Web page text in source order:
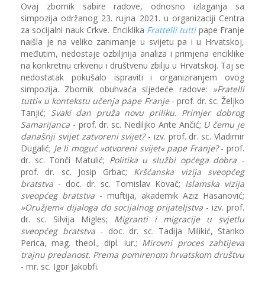
Ovaj zbornik sabire radove, odnosno izlaganja sa
simpozija održanog 23. rujna 2021. u organizaciji Centra
za socijalni nauk Crkve. Enciklika Frattelli tutti pape Franje
naišla je na veliko zanimanje u svijetu pa i u Hrvatskoj,
međutim, nedostaje ozbiljnija analiza i primjena enciklike
na konkretnu crkvenu i društvenu zbilju u Hrvatskoj. Taj se
nedostatak pokušalo ispraviti i organiziranjem ovog
simpozija. Zbornik obuhvaća sljedeće radove: »Fratelli
tutti« u kontekstu učenja pape Franje- prof. dr. sc. Željko
Tanjić; Svaki dan pruža novu priliku. Primjer dobrog
Samarijanca - prof. dr. sc. Nediljko Ante Ančić; U čemu je
današnji svijet zatvoreni svijet?- izv. prof. dr. sc. Vladimir
Dugalić; Je li moguć »otvoreni svijet« pape Franje?- prof.
dr. sc. Tonči Matulić; Politika u službi općega dobra -
prof. dr. sc. Josip Grbac; Kršćanska vizija sveopćeg
bratstva - doc. dr. sc. Tomislav Kovač; Islamska vizija
sveopćeg bratstva - muftija, akademik Aziz Hasanović;
»Oružjem« dijaloga do socijalnog prijateljstva - izv. prof.
dr. sc. Silvija Migles; Migranti i migracije u svjetlu
sveopćeg bratstva- doc. dr. sc. Tadija Milikić, Stanko
Perica, mag. theol., dipl. iur.; Mirovni proces zahtijeva
trajnu predanost. Prema pomirenom hrvatskom društvu
- mr. sc. Igor Jakobfi.